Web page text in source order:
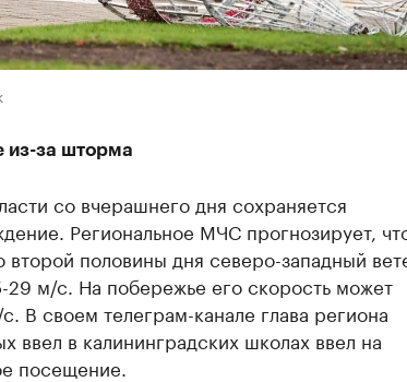
из-за шторма
со вчерашнего дня сохраняется
Региональное МЧС прогнозирует,
второй половины дня северо-западный
29 м/с. На побережье его скорость может
В своем телеграм-канале глава региона
ввел в калининградских школах ввел на
посещение.